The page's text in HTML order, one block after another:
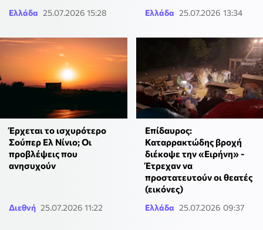
Ελλάδα 25.07.2026 15:28 Ελλάδα 25.07.2026 13:34
Έρχεται το ισχυρότερο
Σούπερ Ελ Νίνιο; Οι
προβλέψεις που
ανησυχούν
Διεθνή 25.07.2026 11:22
Επίδαυρος:
Καταρρακτώδης βροχή
διέκοψε την «Ειρήνη» -
Έτρεχαν να
προστατευτούν οι θεατές
(εικόνες)
Ελλάδα 25.07.2026 09:37